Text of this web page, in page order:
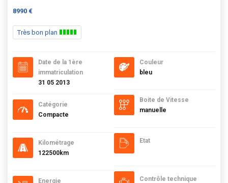
8990 €
Très bon plan
Date de la 1ère
immatriculation
31 05 2013
Catégorie
Compacte
Kilométrage
122500km
Energie
Couleur
bleu
Boite de Vitesse
manuelle
Etat
Contrôle technique